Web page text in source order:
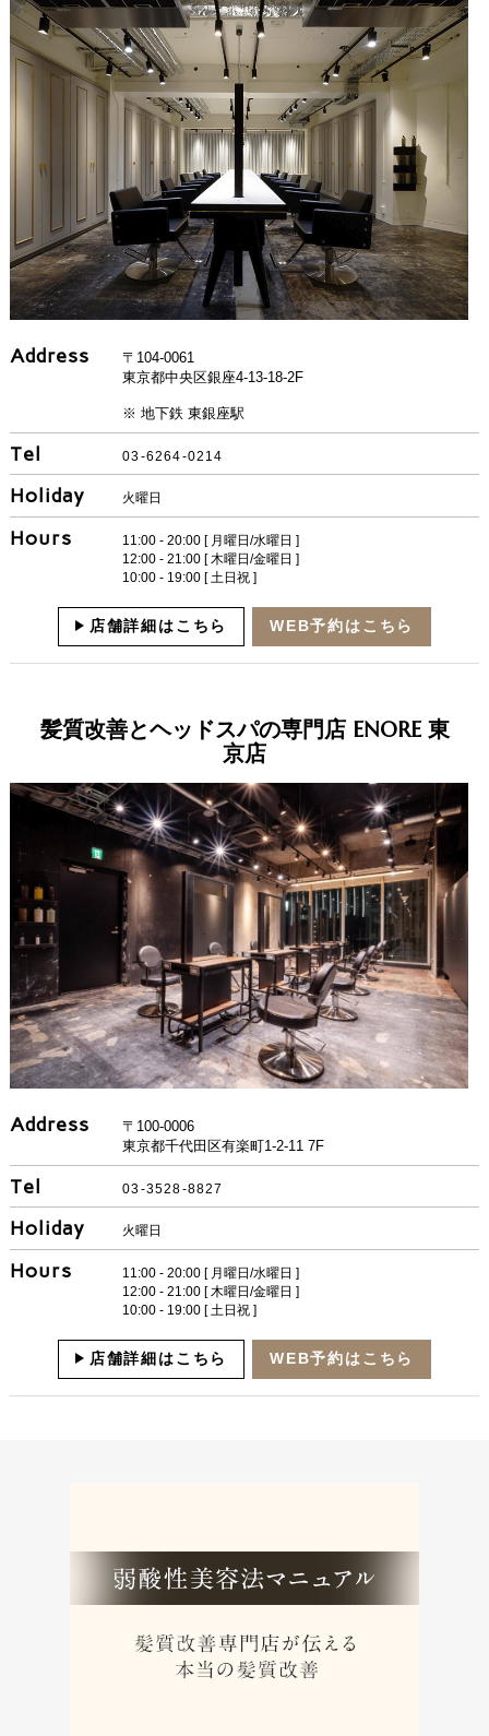
Address
〒104-0061
東京都中央区銀座4-13-18-2F
※ 地下鉄 東銀座駅
Tel 03-6264-0214
Holiday 火曜日
Hours
11:00 - 20:00 [ 月曜日/水曜日 ]
12:00 - 21:00 [ 木曜日/金曜日 ]
10:00 - 19:00 [ 土日祝 ]
店舗詳細はこちら WEB予約はこちら
髪質改善とヘッドスパの専門店 ENORE 東
京店
Address
〒100-0006
東京都千代田区有楽町1-2-11 7F
Tel 03-3528-8827
Holiday 火曜日
Hours
11:00 - 20:00 [ 月曜日/水曜日 ]
12:00 - 21:00 [ 木曜日/金曜日 ]
10:00 - 19:00 [ 土日祝 ]
店舗詳細はこちら WEB予約はこちら